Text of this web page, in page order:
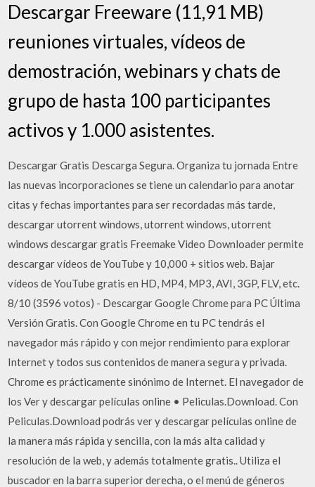
Descargar Freeware (11,91 MB)
reuniones virtuales, vídeos de
demostración, webinars y chats de
grupo de hasta 100 participantes
activos y 1.000 asistentes.
Descargar Gratis Descarga Segura. Organiza tu jornada Entre
las nuevas incorporaciones se tiene un calendario para anotar
citas y fechas importantes para ser recordadas más tarde,
descargar utorrent windows, utorrent windows, utorrent
windows descargar gratis Freemake Video Downloader permite
descargar vídeos de YouTube y 10,000 + sitios web. Bajar
vídeos de YouTube gratis en HD, MP4, MP3, AVI, 3GP, FLV, etc.
8/10 (3596 votos) - Descargar Google Chrome para PC Última
Versión Gratis. Con Google Chrome en tu PC tendrás el
navegador más rápido y con mejor rendimiento para explorar
Internet y todos sus contenidos de manera segura y privada.
Chrome es prácticamente sinónimo de Internet. El navegador de
los Ver y descargar películas online • Peliculas.Download. Con
Peliculas.Download podrás ver y descargar películas online de
la manera más rápida y sencilla, con la más alta calidad y
resolución de la web, y además totalmente gratis.. Utiliza el
buscador en la barra superior derecha, o el menú de géneros